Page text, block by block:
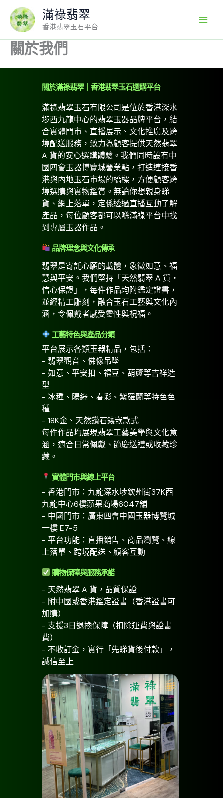
content
滿祿翡翠
香港翡翠玉石平台
關於我們
關於滿祿翡翠｜香港翡翠玉石選購平台
滿祿翡翠玉石有限公司是位於香港深水
埗西九龍中心的翡翠玉器品牌平台，結
合實體門市、直播展示、文化推廣及跨
境配送服務，致力為顧客提供天然翡翠
A 貨的安心選購體驗。我們同時設有中
國四會玉器博覽城營業點，打造連接香
港與內地玉石市場的橋樑，方便顧客跨
境選購與實物鑑賞。無論你想親身睇
貨、網上落單，定係透過直播互動了解
產品，每位顧客都可以喺滿祿平台中找
到專屬玉器作品。
品牌理念與文化傳承
翡翠是寄託心願的載體，象徵如意、福
慧與平安。我們堅持「天然翡翠 A 貨・
信心保證」，每件作品均附鑑定證書，
並經精工雕刻，融合玉石工藝與文化內
涵，令佩戴者感受靈性與祝福。
工藝特色與產品分類
平台展示各類玉器精品，包括：
- 翡翠觀音、佛像吊墜
- 如意、平安扣、福豆、葫蘆等吉祥造
型
- 冰種、陽綠、春彩、紫羅蘭等特色色
種
- 18K金、天然鑽石鑲嵌款式
每件作品均展現翡翠工藝美學與文化意
涵，適合日常佩戴、節慶送禮或收藏珍
藏。
實體門市與線上平台
- 香港門市：九龍深水埗欽州街37K西
九龍中心6樓蘋果商場6047舖
- 中國門市：廣東四會中國玉器博覽城
一樓 E7-5
- 平台功能：直播銷售、商品瀏覽、線
上落單、跨境配送、顧客互動
購物保障與服務承諾
- 天然翡翠 A 貨，品質保證
- 附中國或香港鑑定證書（香港證書可
加購）
- 支援3日退換保障（扣除運費與證書
費）
- 不收訂金，實行「先睇貨後付款」，
誠信至上